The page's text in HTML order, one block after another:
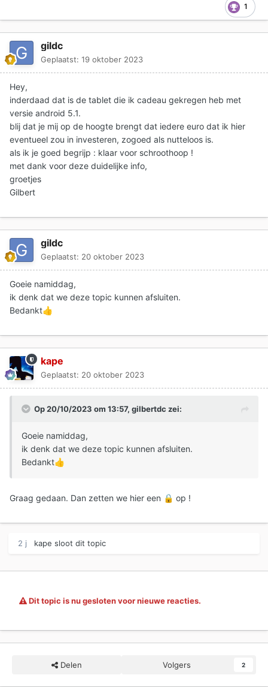
1
gildc
Geplaatst: 19 oktober 2023
Hey,
inderdaad dat is de tablet die ik cadeau gekregen heb met
versie android 5.1.
blij dat je mij op de hoogte brengt dat iedere euro dat ik hier
eventueel zou in investeren, zogoed als nutteloos is.
als ik je goed begrijp : klaar voor schroothoop !
met dank voor deze duidelijke info,
groetjes
Gilbert
gildc
Geplaatst: 20 oktober 2023
Goeie namiddag,
ik denk dat we deze topic kunnen afsluiten.
Bedankt👍
kape
Geplaatst: 20 oktober 2023
Op 20/10/2023 om 13:57, gilbertdc zei:
Goeie namiddag,
ik denk dat we deze topic kunnen afsluiten.
Bedankt👍
Graag gedaan. Dan zetten we hier een 🔒 op !
2 j kape sloot dit topic
Dit topic is nu gesloten voor nieuwe reacties.
Delen Volgers 2